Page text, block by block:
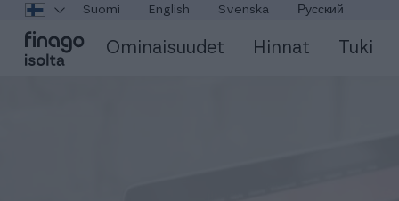
Suomi English Svenska Русский
Ominaisuudet Hinnat Tuki